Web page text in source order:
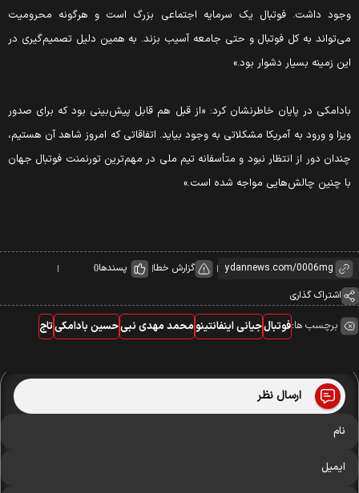
وجود داشت. فوتبال یک سرمایه اجتماعی بزرگ است و هرگونه محرومیت
می‌تواند به کل فوتبال و حتی جامعه آسیب بزند. به همین دلیل تصمیم‌گیری در
این زمینه بسیار دشوار بود.»
بادامکی در پایان خاطرنشان کرد: «از قبل هم قابل پیش‌بینی بود که برای صدور
ویزا و ورود به آمریکا مشکلاتی به وجود بیاید. اتفاقاتی که امروز شاهد آن هستیم،
چندان دور از انتظار نبود و متأسفانه تیم ملی در مهم‌ترین تورنمنت فوتبال جهان
با چنین چالش‌هایی مواجه شده است.»
گزارش خطا پسندها0
اشتراک گذاری
برچسب ها:فوتبالجیانی اینفانتینو محمد مهدی نبیحسین بادامکیتاج
ارسال نظر